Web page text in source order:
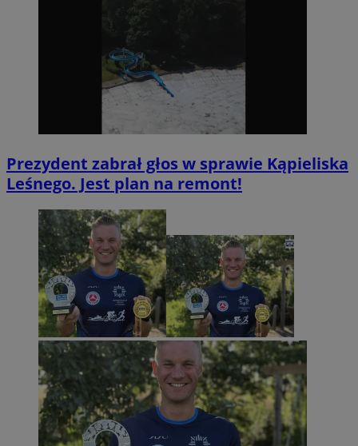
Prezydent zabrał głos w sprawie Kąpieliska
Leśnego. Jest plan na remont!